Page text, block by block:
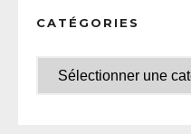
CATÉGORIES